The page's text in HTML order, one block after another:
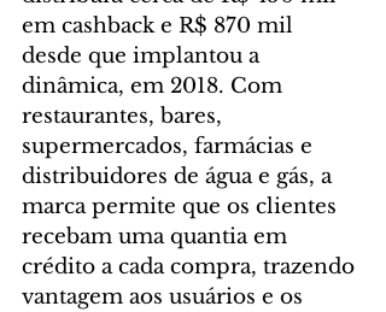
em cashback e R$ 870 mil
desde que implantou a
dinâmica, em 2018. Com
restaurantes, bares,
supermercados, farmácias e
distribuidores de água e gás, a
marca permite que os clientes
recebam uma quantia em
crédito a cada compra, trazendo
vantagem aos usuários e os